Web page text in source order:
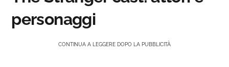
personaggi
CONTINUA A LEGGERE DOPO LA PUBBLICITÀ